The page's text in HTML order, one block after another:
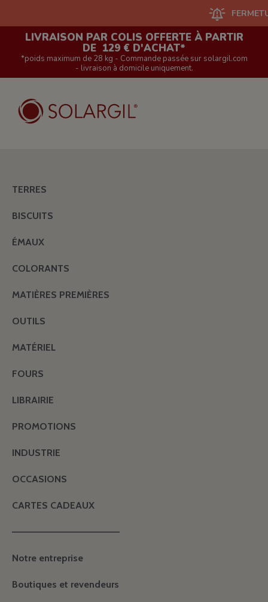
FERMETURE
LIVRAISON PAR COLIS OFFERTE À PARTIR
DE 129 € D'ACHAT*
*poids maximum de 28 kg - Commande passée sur solargil.com
- livraison à domicile uniquement.
TERRES
BISCUITS
ÉMAUX
COLORANTS
MATIÈRES PREMIÈRES
OUTILS
MATÉRIEL
FOURS
LIBRAIRIE
PROMOTIONS
INDUSTRIE
OCCASIONS
CARTES CADEAUX
———————————————
Notre entreprise
Boutiques et revendeurs